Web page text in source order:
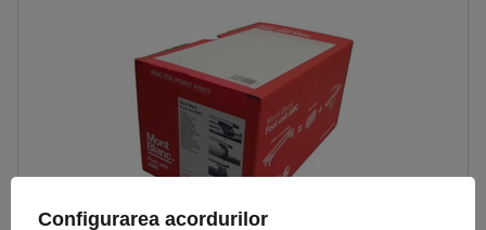
Configurarea acordurilor